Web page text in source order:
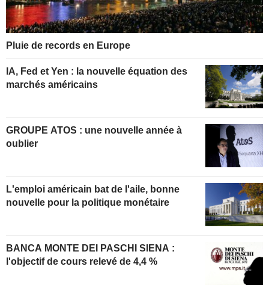
Pluie de records en Europe
IA, Fed et Yen : la nouvelle équation des
marchés américains
GROUPE ATOS : une nouvelle année à
oublier
L'emploi américain bat de l'aile, bonne
nouvelle pour la politique monétaire
BANCA MONTE DEI PASCHI SIENA :
l'objectif de cours relevé de 4,4 %